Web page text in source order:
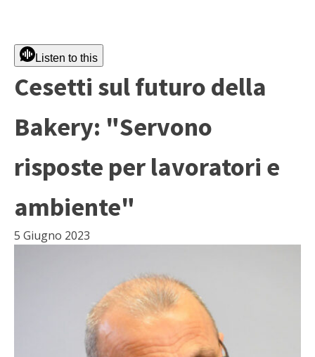
Listen to this
Cesetti sul futuro della
Bakery: "Servono
risposte per lavoratori e
ambiente"
5 Giugno 2023